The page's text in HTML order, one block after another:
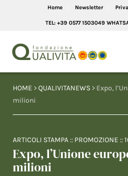
Home Newsletter
TEL: +39 0577 1503049
HOME >QUALIVITANEWS > Expo,
milioni
ARTICOLI STAMPA :: PROMOZIONE ::
Expo, l’Unione
milioni